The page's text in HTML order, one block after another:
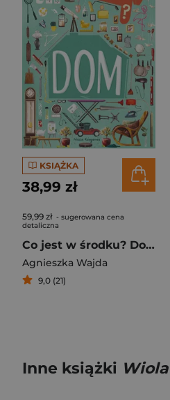
KSIĄŻKA
38,99 zł
59,99 zł - sugerowana cena
detaliczna
Co jest w środku? Dom
Agnieszka Wajda
9,0 (21)
Inne książki